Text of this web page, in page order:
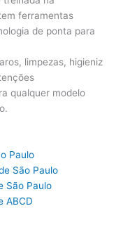
ferramentas
de ponta para
limpezas, higieniz
qualquer modelo
Paulo
São Paulo
São Paulo
ABCD